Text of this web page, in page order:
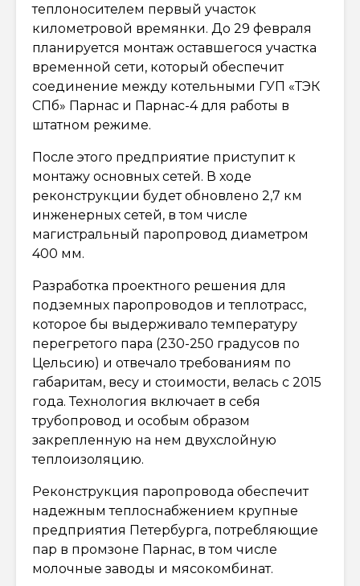
теплоносителем первый участок
километровой времянки. До 29 февраля
планируется монтаж оставшегося участка
временной сети, который обеспечит
соединение между котельными ГУП «ТЭК
СПб» Парнас и Парнас-4 для работы в
штатном режиме.
После этого предприятие приступит к
монтажу основных сетей. В ходе
реконструкции будет обновлено 2,7 км
инженерных сетей, в том числе
магистральный паропровод диаметром
400 мм.
Разработка проектного решения для
подземных паропроводов и теплотрасс,
которое бы выдерживало температуру
перегретого пара (230-250 градусов по
Цельсию) и отвечало требованиям по
габаритам, весу и стоимости, велась с 2015
года. Технология включает в себя
трубопровод и особым образом
закрепленную на нем двухслойную
теплоизоляцию.
Реконструкция паропровода обеспечит
надежным теплоснабжением крупные
предприятия Петербурга, потребляющие
пар в промзоне Парнас, в том числе
молочные заводы и мясокомбинат.